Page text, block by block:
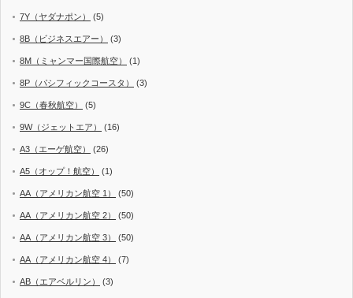
7Y（ヤダナポン） (5)
8B（ビジネスエアー） (3)
8M（ミャンマー国際航空） (1)
8P（パシフィックコースタ） (3)
9C（春秋航空） (5)
9W（ジェットエア） (16)
A3（エーゲ航空） (26)
A5（オップ！航空） (1)
AA（アメリカン航空 1） (50)
AA（アメリカン航空 2） (50)
AA（アメリカン航空 3） (50)
AA（アメリカン航空 4） (7)
AB（エアベルリン） (3)